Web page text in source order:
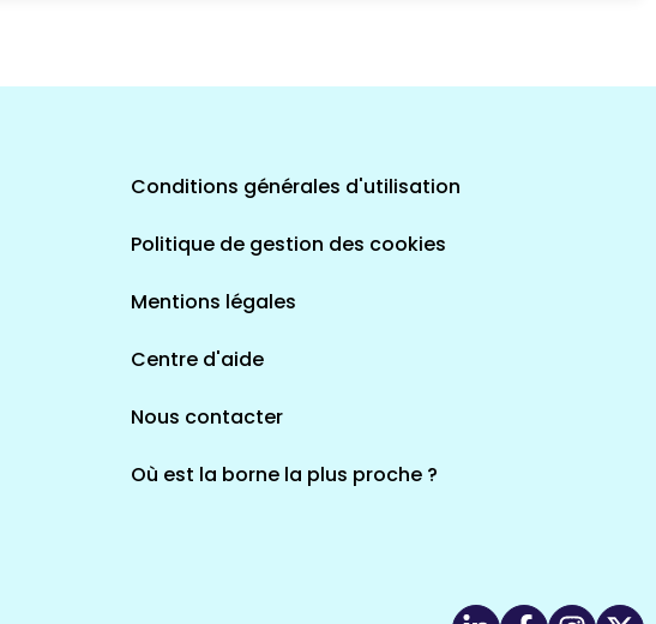
Conditions générales d'utilisation
Politique de gestion des cookies
Mentions légales
Centre d'aide
Nous contacter
Où est la borne la plus proche ?